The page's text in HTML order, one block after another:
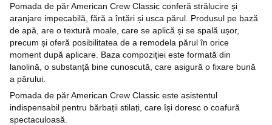
Pomada de păr American Crew Classic conferă strălucire și
aranjare impecabilă, fără a întări și usca părul. Produsul pe bază
de apă, are o textură moale, care se aplică și se spală ușor,
precum și oferă posibilitatea de a remodela părul în orice
moment după aplicare. Baza compoziției este formată din
lanolină, o substanță bine cunoscută, care asigură o fixare bună
a părului.
Pomada de păr American Crew Classic este asistentul
indispensabil pentru bărbații stilați, care își doresc o coafură
spectaculoasă.